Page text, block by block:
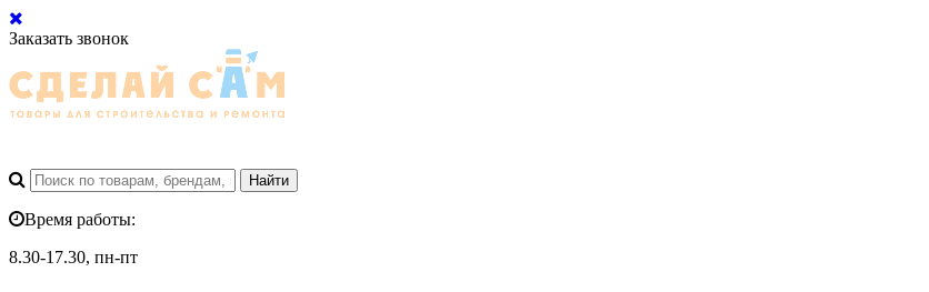
Заказать звонок
Время работы:
8.30-17.30, пн-пт